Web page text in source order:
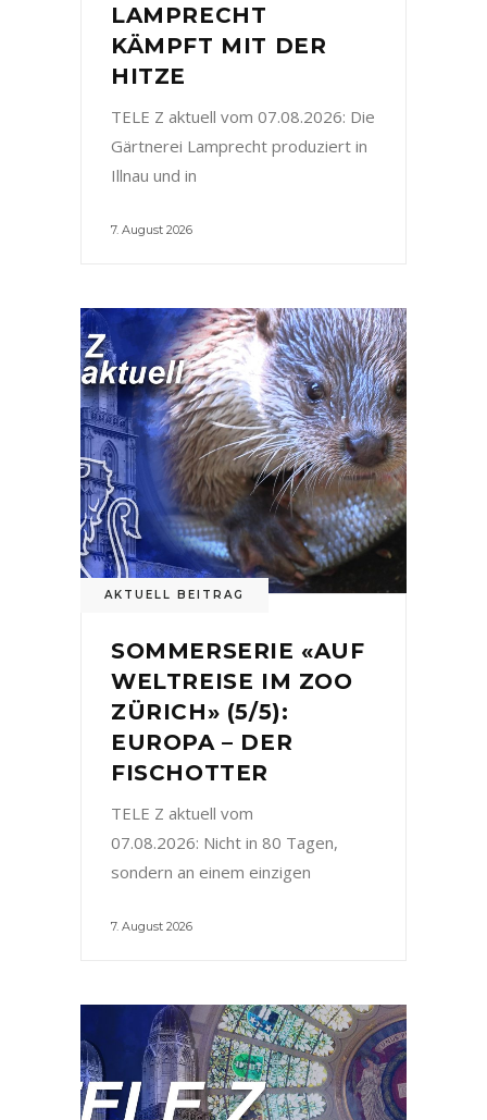
LAMPRECHT
KÄMPFT MIT DER
HITZE
TELE Z aktuell vom 07.08.2026: Die
Gärtnerei Lamprecht produziert in
Illnau und in
7. August 2026
AKTUELL BEITRAG
SOMMERSERIE «AUF
WELTREISE IM ZOO
ZÜRICH» (5/5):
EUROPA – DER
FISCHOTTER
TELE Z aktuell vom
07.08.2026: Nicht in 80 Tagen,
sondern an einem einzigen
7. August 2026